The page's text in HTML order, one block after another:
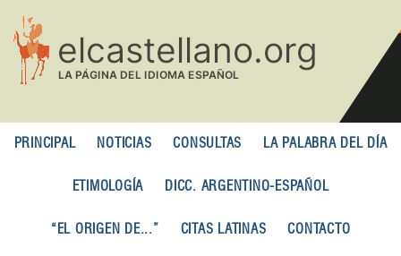
contenido
principal
PRINCIPAL NOTICIAS CONSULTAS LA PALABRA DEL DÍA
ETIMOLOGÍA DICC. ARGENTINO-ESPAÑOL
“EL ORIGEN DE...” CITAS LATINAS CONTACTO